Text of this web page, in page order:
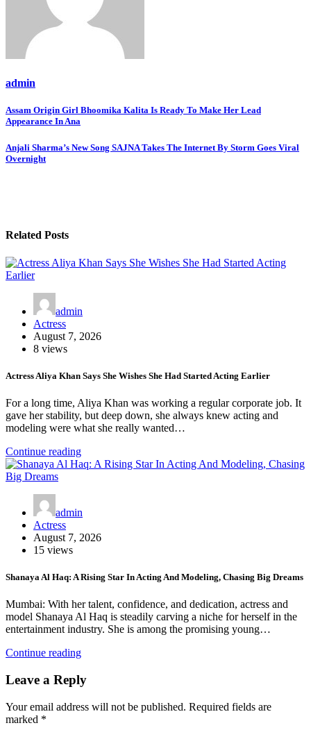
admin
Post
navigation
Assam Origin Girl Bhoomika Kalita Is Ready To Make Her Lead
Appearance In Ana
Anjali Sharma’s New Song SAJNA Takes The Internet By Storm Goes Viral
Overnight
Related Posts
admin
Actress
August 7, 2026
8 views
Actress Aliya Khan Says She Wishes She Had Started Acting Earlier
For a long time, Aliya Khan was working a regular corporate job. It
gave her stability, but deep down, she always knew acting and
modeling were what she really wanted…
Continue reading
admin
Actress
August 7, 2026
15 views
Shanaya Al Haq: A Rising Star In Acting And Modeling, Chasing Big Dreams
Mumbai: With her talent, confidence, and dedication, actress and
model Shanaya Al Haq is steadily carving a niche for herself in the
entertainment industry. She is among the promising young…
Continue reading
Leave a Reply
Your email address will not be published. Required fields are
marked *